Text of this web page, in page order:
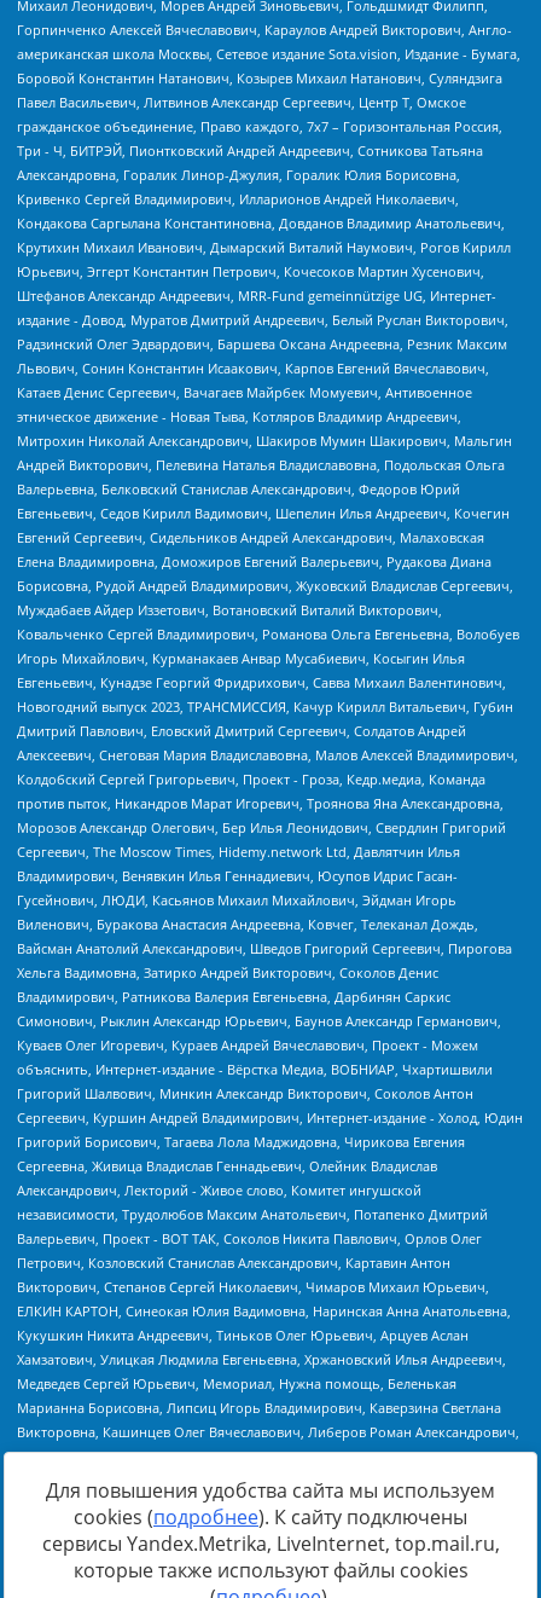
https://minjust.gov.ru/uploaded/files/reestr-
inostrannyih-agentov-22-03-2024.pdfданные на22.03.2024
Для повышения удобства сайта мы используем
cookies (подробнее). К сайту подключены
сервисы Yandex.Metrika, LiveInternet, top.mail.ru,
которые также используют файлы cookies